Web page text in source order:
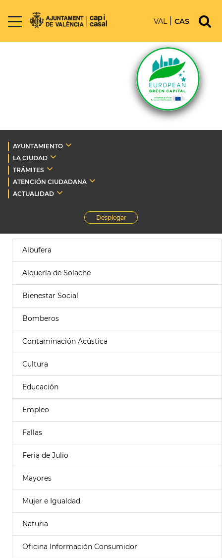
VAL CAS
AYUNTAMIENTO
LA CIUDAD
TRÁMITES
ATENCIÓN CIUDADANA
ACTUALIDAD
Desplegar
Albufera
Alquería de Solache
Bienestar Social
Bomberos
Contaminación Acústica
Cultura
Educación
Empleo
Fallas
Feria de Julio
Mayores
Mujer e Igualdad
Naturia
Oficina Información Consumidor